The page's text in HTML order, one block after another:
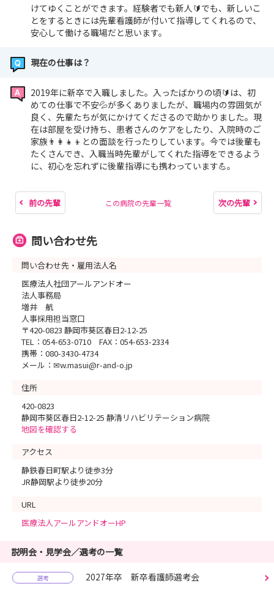
けてゆくことができます。経験者でも新人🔰でも、新しいこ
とをするときには先輩看護師が付いて指導してくれるので、
安心して働ける職場だと思います。
現在の仕事は？
2019年に新卒で入職しました。入ったばかりの頃🔰は、初
めての仕事で不安💦が多くありましたが、職場内の雰囲気が
良く、先輩たちが気にかけてくださるので助かりました。現
在は部屋を受け持ち、患者さんのケアをしたり、入院時のご
家族👨‍👩‍👧‍👦との面談を行ったりしています。今では後輩も
たくさんでき、入職当時先輩がしてくれた指導をできるよう
に、初心を忘れずに後輩指導にも携わっています💪。
前の先輩 この病院の先輩一覧 次の先輩
問い合わせ先
問い合わせ先・雇用法人名
医療法人社団アールアンドオー
法人事務局
増井 航
人事採用担当窓口
〒420-0823 静岡市葵区春日2-12-25
TEL：054-653-0710 FAX：054-653-2334
携帯：080-3430-4734
メール：✉w.masui@r-and-o.jp
住所
420-0823
静岡市葵区春日2-12-25 静清リハビリテーション病院
地図を確認する
アクセス
静鉄春日町駅より徒歩3分
JR静岡駅より徒歩20分
URL
医療法人アールアンドオーHP
説明会・見学会／選考の一覧
選考 2027年卒 新卒看護師選考会